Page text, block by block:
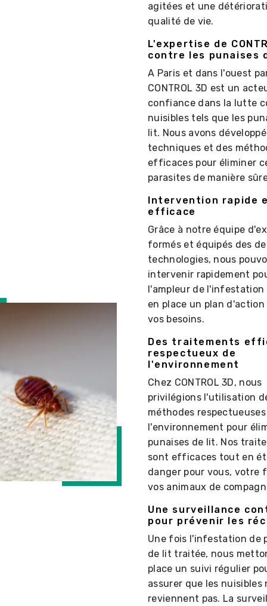
agitées et une
qualité de vie.
L'expertise de
contre les punaises
A Paris et dans l'ouest
CONTROL 3D est un
confiance dans la lutte
nuisibles tels que les
lit. Nous avons
techniques et des
efficaces pour éliminer
parasites de manière
Intervention rapide
efficace
Grâce à notre équipe
formés et équipés des
technologies, nous
intervenir rapidement
l'ampleur de
en place un plan
vos besoins.
Des traitements
respectueux de
l'environnement
Chez CONTROL 3D, nous
privilégions l'utilisation
méthodes
l'environnement pour
punaises de lit. Nos
sont efficaces tout en
danger pour vous, votre
vos animaux de
Une surveillance
pour prévenir les
Une fois l'infestation de
de lit traitée, nous
place un suivi régulier
assurer que les nuisibles
reviennent pas. La